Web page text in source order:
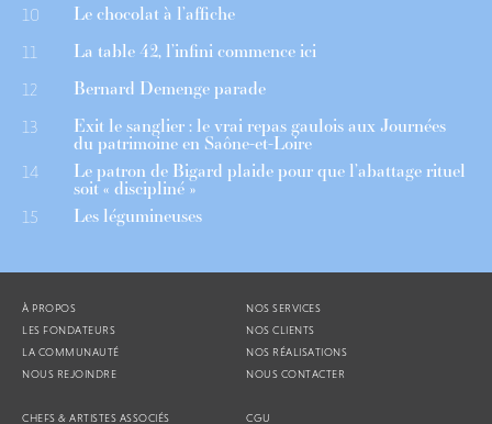
10 Le chocolat à l’affiche
11 La table 42, l’infini commence ici
12 Bernard Demenge parade
13 Exit le sanglier : le vrai repas gaulois aux Journées
du patrimoine en Saône-et-Loire
14 Le patron de Bigard plaide pour que l’abattage rituel
soit « discipliné »
15 Les légumineuses
À PROPOS
LES FONDATEURS
LA COMMUNAUTÉ
NOUS REJOINDRE
NOS SERVICES
NOS CLIENTS
NOS RÉALISATIONS
NOUS CONTACTER
CHEFS & ARTISTES ASSOCIÉS CGU